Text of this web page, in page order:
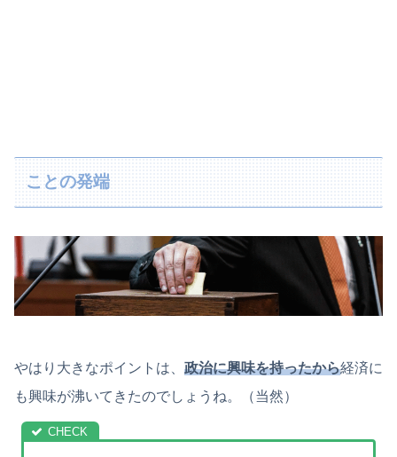
ことの発端
やはり大きなポイントは、 政治に興味を持ったから経済に
も興味が沸いてきたのでしょうね。（当然）